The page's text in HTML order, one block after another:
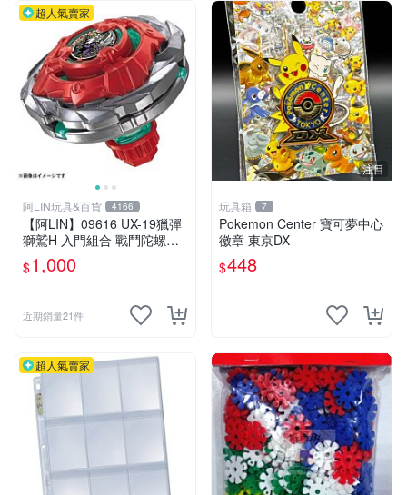
超人氣賣家
阿LIN玩具&百貨 4166
【阿LIN】09616 UX-19獵彈
獅鷲H 入門組合 戰鬥陀螺ＸB
EYBLADE X
$1,000
近期銷量21件
注目
玩具箱 7
Pokemon Center 寶可夢中心
徽章 東京DX
$448
超人氣賣家